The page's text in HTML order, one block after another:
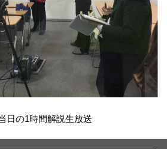
日の1時間解説生放送